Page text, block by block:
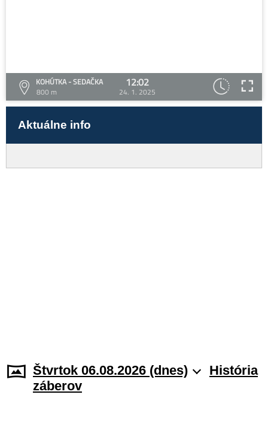
KOHÚTKA - SEDAČKA
800 m
12:02
24. 1. 2025
Aktuálne info
Štvrtok 06.08.2026 (dnes)
História
záberov